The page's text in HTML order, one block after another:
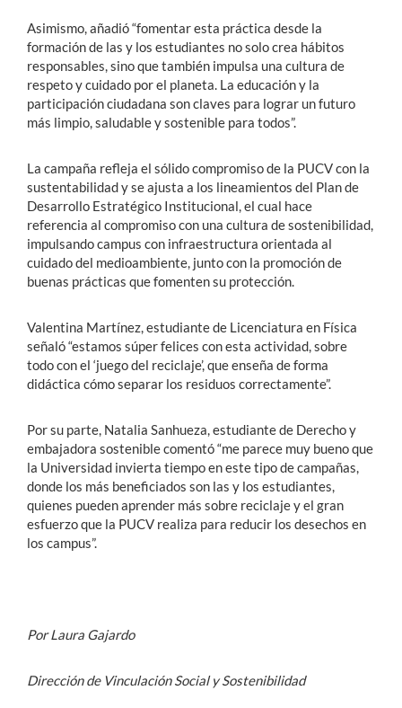
Asimismo, añadió “fomentar esta práctica desde la
formación de las y los estudiantes no solo crea hábitos
responsables, sino que también impulsa una cultura de
respeto y cuidado por el planeta. La educación y la
participación ciudadana son claves para lograr un futuro
más limpio, saludable y sostenible para todos”.
La campaña refleja el sólido compromiso de la PUCV con la
sustentabilidad y se ajusta a los lineamientos del Plan de
Desarrollo Estratégico Institucional, el cual hace
referencia al compromiso con una cultura de sostenibilidad,
impulsando campus con infraestructura orientada al
cuidado del medioambiente, junto con la promoción de
buenas prácticas que fomenten su protección.
Valentina Martínez, estudiante de Licenciatura en Física
señaló “estamos súper felices con esta actividad, sobre
todo con el ‘juego del reciclaje’, que enseña de forma
didáctica cómo separar los residuos correctamente”.
Por su parte, Natalia Sanhueza, estudiante de Derecho y
embajadora sostenible comentó “me parece muy bueno que
la Universidad invierta tiempo en este tipo de campañas,
donde los más beneficiados son las y los estudiantes,
quienes pueden aprender más sobre reciclaje y el gran
esfuerzo que la PUCV realiza para reducir los desechos en
los campus”.
Por Laura Gajardo
Dirección de Vinculación Social y Sostenibilidad